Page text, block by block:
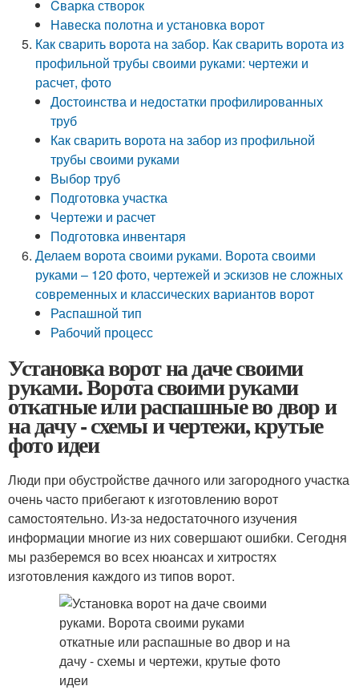
Cварка створок
Навеска полотна и установка ворот
Как сварить ворота на забор. Как сварить ворота из
профильной трубы своими руками: чертежи и
расчет, фото
Достоинства и недостатки профилированных
труб
Как сварить ворота на забор из профильной
трубы своими руками
Выбор труб
Подготовка участка
Чертежи и расчет
Подготовка инвентаря
Делаем ворота своими руками. Ворота своими
руками – 120 фото, чертежей и эскизов не сложных
современных и классических вариантов ворот
Распашной тип
Рабочий процесс
Установка ворот на даче своими
руками. Ворота своими руками
откатные или распашные во двор и
на дачу - схемы и чертежи, крутые
фото идеи
Люди при обустройстве дачного или загородного участка
очень часто прибегают к изготовлению ворот
самостоятельно. Из-за недостаточного изучения
информации многие из них совершают ошибки. Сегодня
мы разберемся во всех нюансах и хитростях
изготовления каждого из типов ворот.